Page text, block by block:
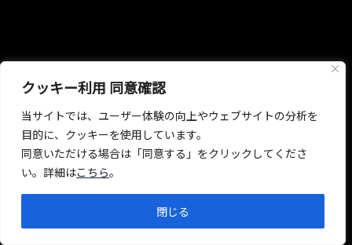
クッキー利用 同意確認
当サイトでは、ユーザー体験の向上やウェブサイトの分析を
目的に、クッキーを使用しています。
同意いただける場合は「同意する」をクリックしてくださ
い。詳細はこちら。
閉じる